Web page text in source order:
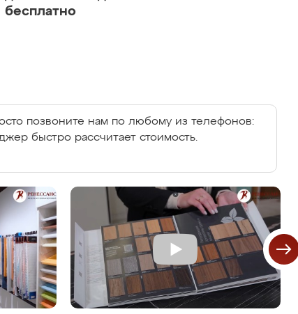
бесплатно
позвоните нам по любому из телефонов:
быстро рассчитает стоимость.